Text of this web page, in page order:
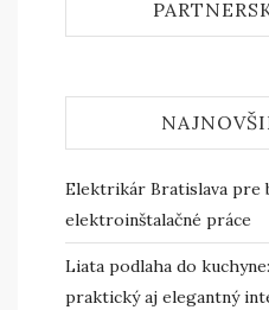
Elektrikár Bratislava pre
elektroinštalačné práce
Liata podlaha do
praktický aj elegantný